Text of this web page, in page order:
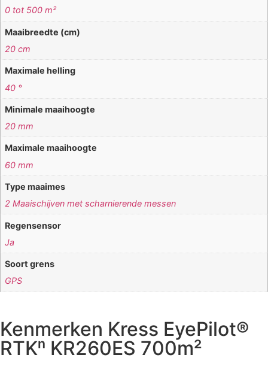
0 tot 500 m²
Maaibreedte (cm)
20 cm
Maximale helling
40 °
Minimale maaihoogte
20 mm
Maximale maaihoogte
60 mm
Type maaimes
2 Maaischijven met scharnierende messen
Regensensor
Ja
Soort grens
GPS
Kenmerken Kress EyePilot®
RTKⁿ KR260ES 700m²